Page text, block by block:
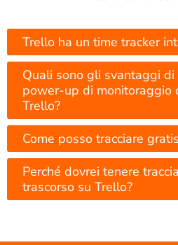
Trello ha un time tracker
Quali sono gli svantaggi
power-up di monitoraggio
Trello?
Come posso tracciare
Perché dovrei tenere
trascorso su Trello?